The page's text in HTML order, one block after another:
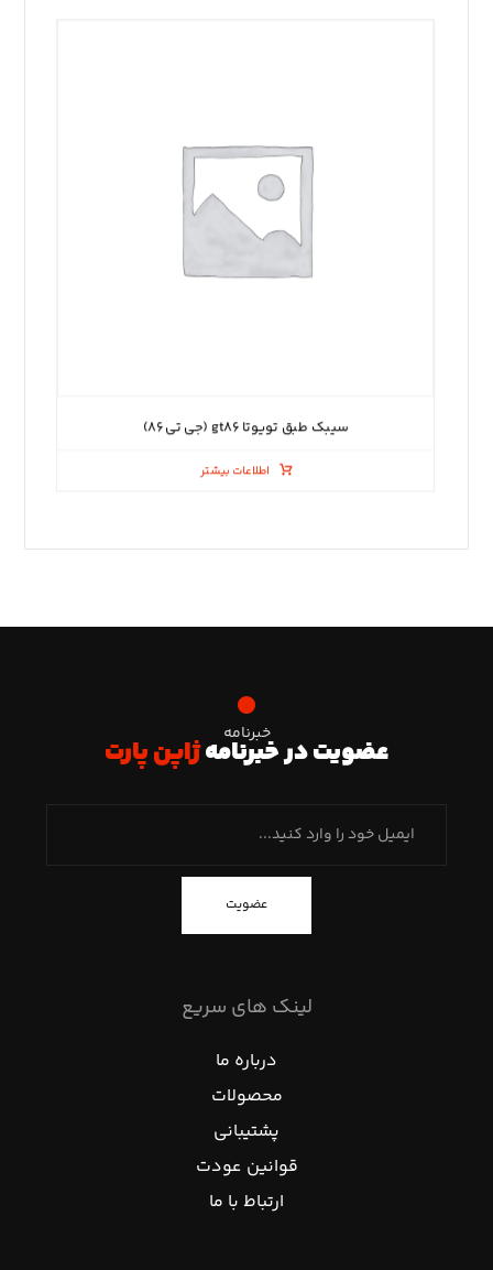
سیبک طبق تویوتا gt۸۶ (جی تی ۸۶)
اطلاعات بیشتر
خبرنامه
عضویت در خبرنامهژاپن پارت
عضویت
لینک های سریع
درباره ما
محصولات
پشتیبانی
قوانین عودت
ارتباط با ما